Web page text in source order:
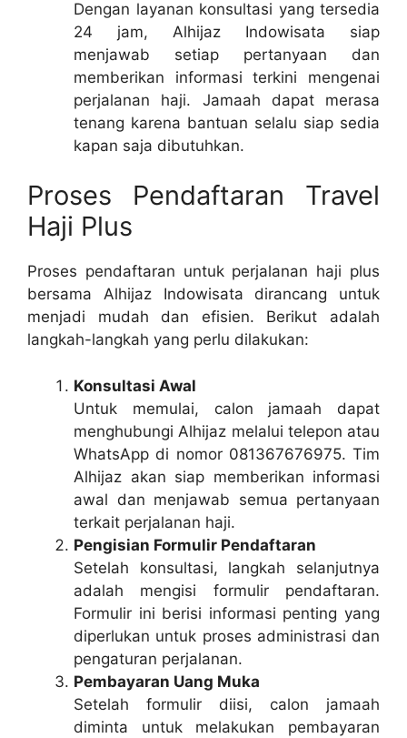
Dengan layanan konsultasi yang tersedia
24 jam, Alhijaz Indowisata siap
menjawab setiap pertanyaan dan
memberikan informasi terkini mengenai
perjalanan haji. Jamaah dapat merasa
tenang karena bantuan selalu siap sedia
kapan saja dibutuhkan.
Proses Pendaftaran Travel
Haji Plus
Proses pendaftaran untuk perjalanan haji plus
bersama Alhijaz Indowisata dirancang untuk
menjadi mudah dan efisien. Berikut adalah
langkah-langkah yang perlu dilakukan:
Konsultasi Awal
Untuk memulai, calon jamaah dapat
menghubungi Alhijaz melalui telepon atau
WhatsApp di nomor 081367676975. Tim
Alhijaz akan siap memberikan informasi
awal dan menjawab semua pertanyaan
terkait perjalanan haji.
Pengisian Formulir Pendaftaran
Setelah konsultasi, langkah selanjutnya
adalah mengisi formulir pendaftaran.
Formulir ini berisi informasi penting yang
diperlukan untuk proses administrasi dan
pengaturan perjalanan.
Pembayaran Uang Muka
Setelah formulir diisi, calon jamaah
diminta untuk melakukan pembayaran